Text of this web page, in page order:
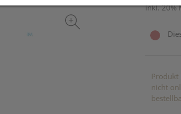
inkl. 20%
Produkt
nicht